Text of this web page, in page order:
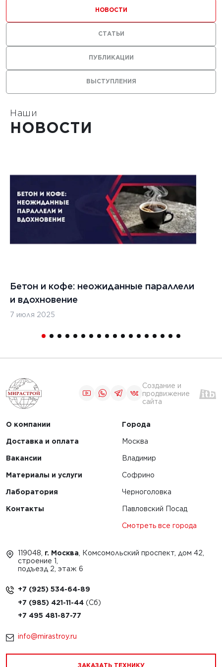
ВЫСТУПЛЕНИЯ
ПУБЛИКАЦИИ
НОВОСТИ
СТАТЬИ
Наши
НОВОСТИ
Бетон и кофе: неожиданные параллели
и вдохновение
7 июля 2025
Создание и
продвижение
сайта
О компании
Доставка и оплата
Вакансии
Материалы и услуги
Лаборатория
Контакты
Города
Москва
Владимир
Софрино
Черноголовка
Павловский Посад
Смотреть все города
119048, г. Москва , Комсомольский проспект, дом 42,
строение 1,
подъезд 2, этаж 6
+7 (925) 534-64-89
+7 (985) 421-11-44
+7 495 481-87-77
info@mirastroy.ru
ЗАКАЗАТЬ ТЕХНИКУ